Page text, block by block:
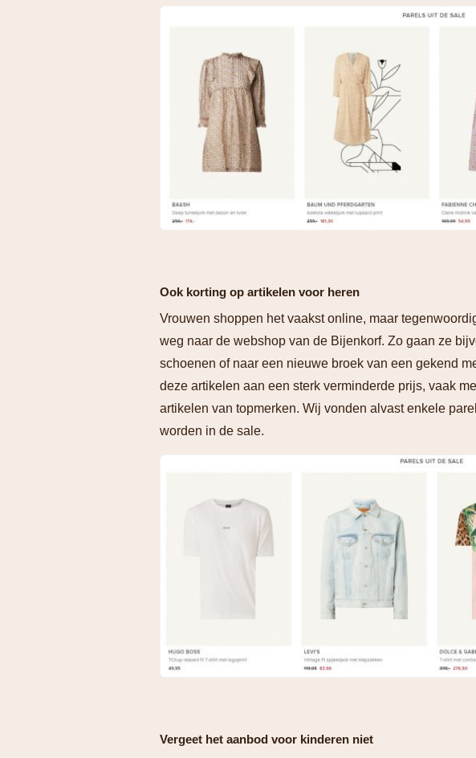
Ook korting op artikelen voor heren
Vrouwen shoppen het vaakst online, maar
weg naar de webshop van de Bijenkorf. Zo gaan ze
schoenen of naar een nieuwe broek van een gekend
deze artikelen aan een sterk verminderde prijs, vaak
artikelen van topmerken. Wij vonden alvast enkele
worden in de sale.
Vergeet het aanbod voor kinderen niet